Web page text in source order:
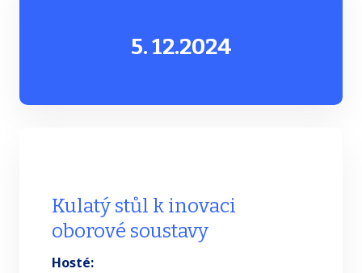
5. 12.2024
Kulatý stůl k inovaci
oborové soustavy
Hosté: